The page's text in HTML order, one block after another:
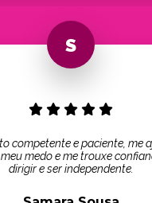
competente e paciente, me
medo e me trouxe
dirigir e ser independente.